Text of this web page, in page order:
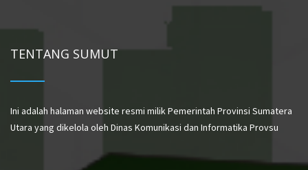
TENTANG SUMUT
Ini adalah halaman website resmi milik Pemerintah Provinsi Sumatera
Utara yang dikelola oleh Dinas Komunikasi dan Informatika Provsu